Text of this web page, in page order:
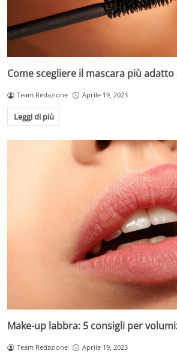
Come scegliere il mascara più
Team Redazione Aprile 19, 2023
Leggi di più
Make-up labbra: 5 consigli per
Team Redazione Aprile 19, 2023